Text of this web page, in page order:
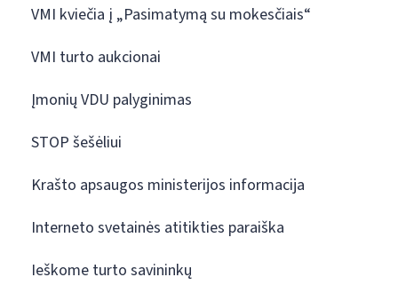
VMI kviečia į „Pasimatymą su mokesčiais“
VMI turto aukcionai
Įmonių VDU palyginimas
STOP šešėliui
Krašto apsaugos ministerijos informacija
Interneto svetainės atitikties paraiška
Ieškome turto savininkų